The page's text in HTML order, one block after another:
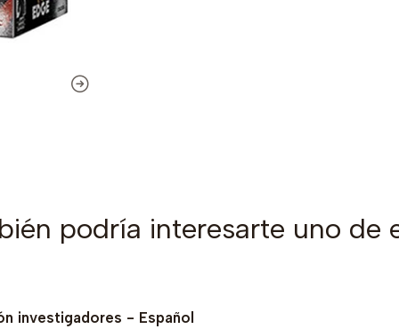
podría interesarte uno de
investigadores - Español